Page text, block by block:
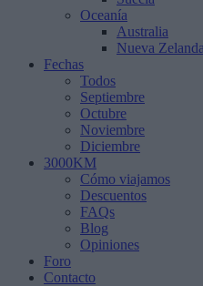
Oceanía
Australia
Nueva Zelanda
Fechas
Todos
Septiembre
Octubre
Noviembre
Diciembre
3000KM
Cómo viajamos
Descuentos
FAQs
Blog
Opiniones
Foro
Contacto